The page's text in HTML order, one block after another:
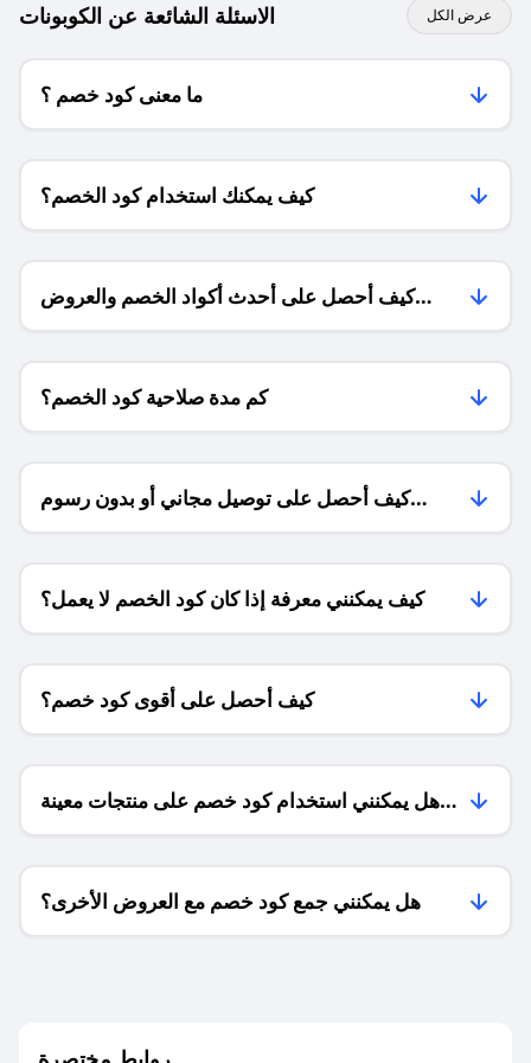
الاسئلة الشائعة عن الكوبونات عرض الكل
ما معنى كود خصم ؟
كيف يمكنك استخدام كود الخصم؟
كيف أحصل على أحدث أكواد الخصم والعروض
للمتاجر؟
كم مدة صلاحية كود الخصم؟
كيف أحصل على توصيل مجاني أو بدون رسوم
الشحن ؟
كيف يمكنني معرفة إذا كان كود الخصم لا يعمل؟
كيف أحصل على أقوى كود خصم؟
هل يمكنني استخدام كود خصم على منتجات معينة
فقط؟
هل يمكنني جمع كود خصم مع العروض الأخرى؟